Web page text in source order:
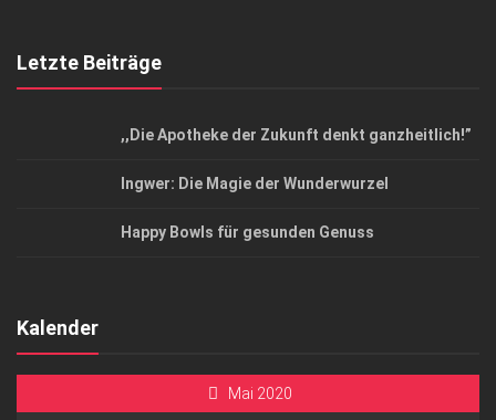
Letzte Beiträge
,,Die Apotheke der Zukunft denkt ganzheitlich!”
Ingwer: Die Magie der Wunderwurzel
Happy Bowls für gesunden Genuss
Kalender
Mai 2020